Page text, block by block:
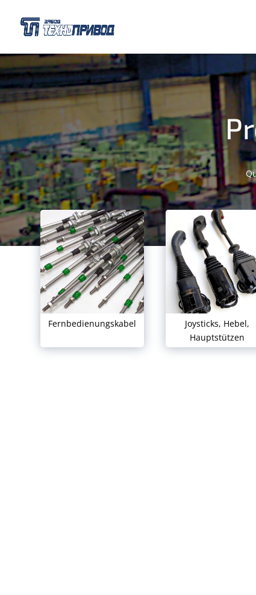
Fernbedienungskabel
Joysticks, Hebel,
Hauptstützen